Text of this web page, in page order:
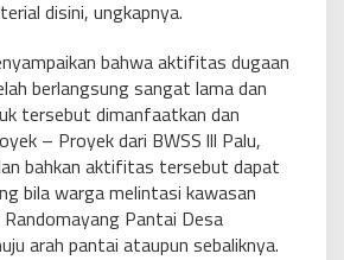
disini, ungkapnya.
bahwa aktifitas dugaan
berlangsung sangat lama dan
tersebut dimanfaatkan dan
– Proyek dari BWSS lll Palu,
bahkan aktifitas tersebut dapat
bila warga melintasi kawasan
Pantai Desa
arah pantai ataupun sebaliknya.